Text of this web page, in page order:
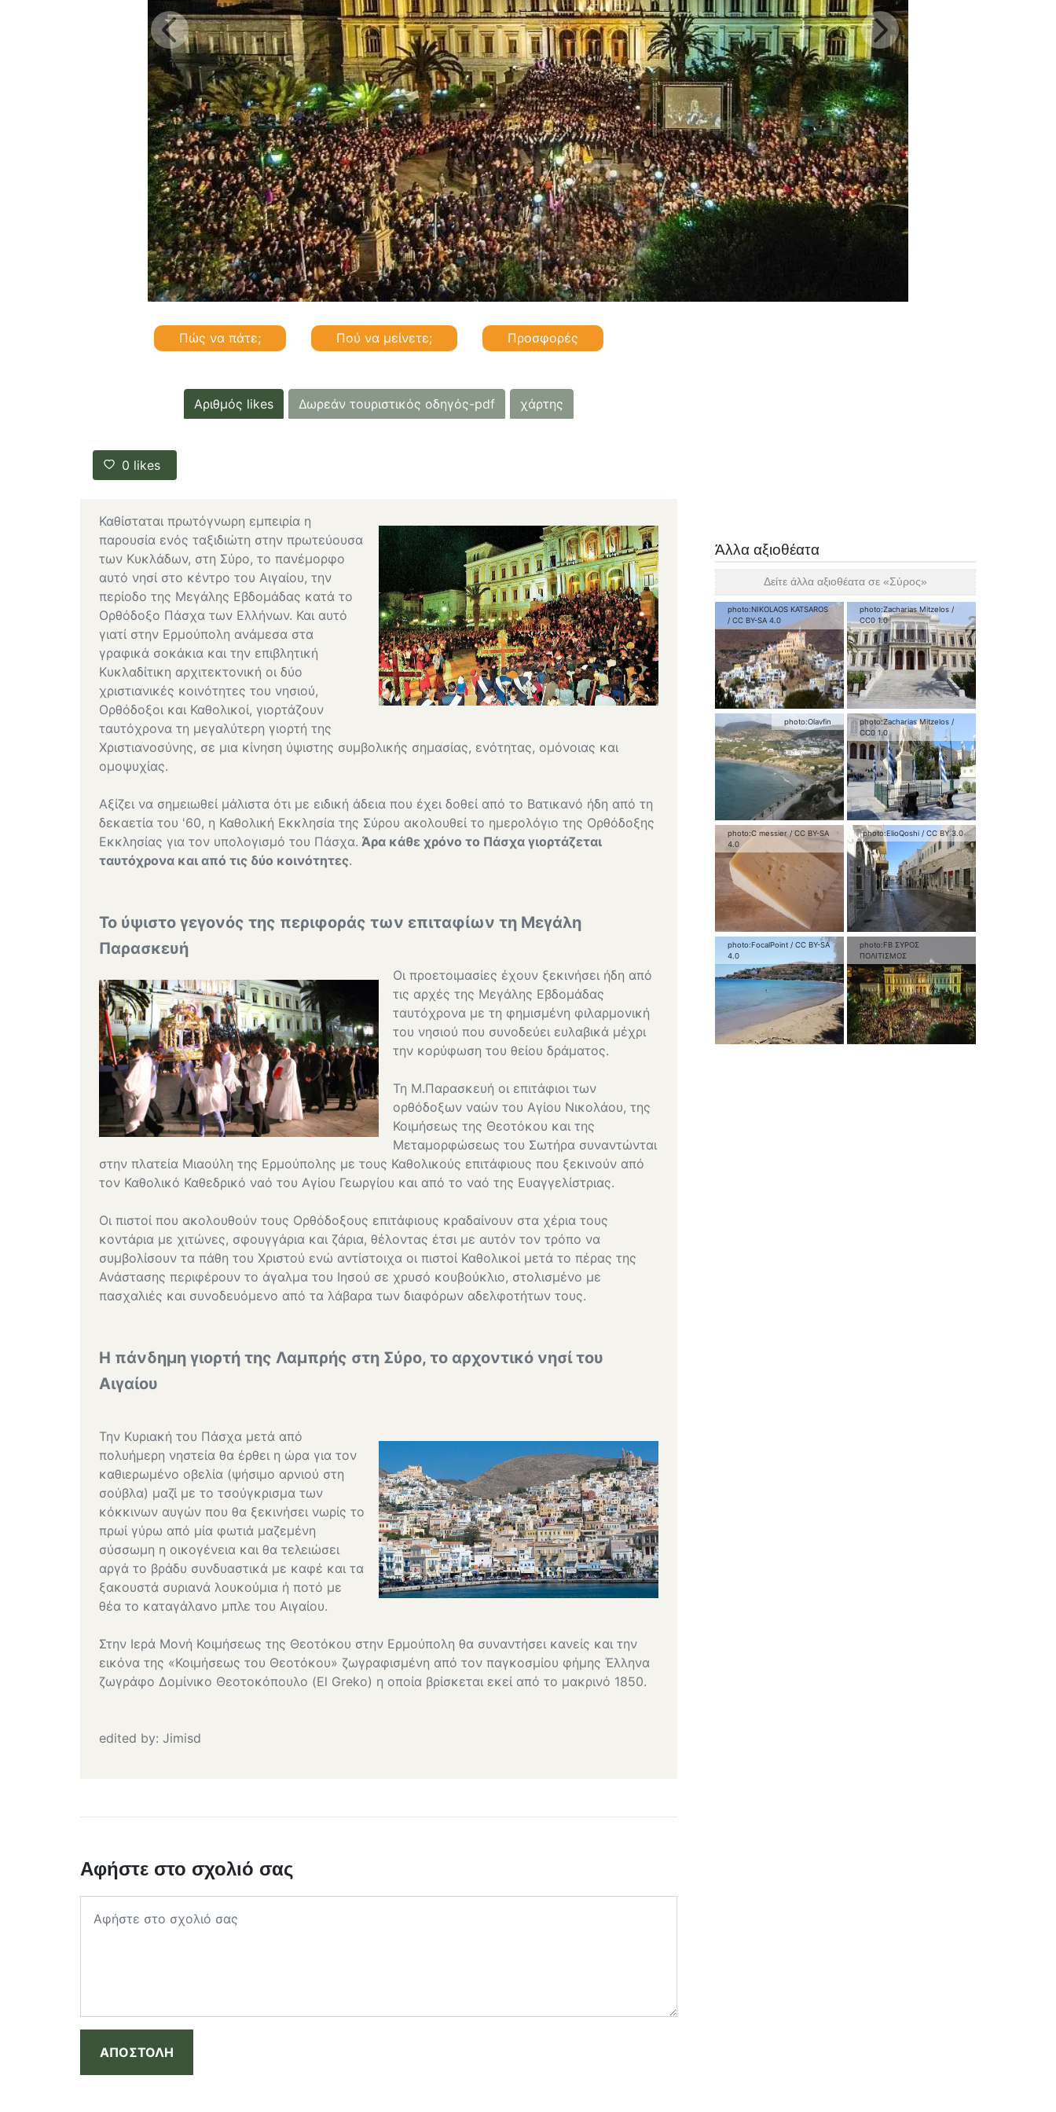
Πώς να πάτε; Πού να μείνετε; Προσφορές
Αριθμός likes Δωρεάν τουριστικός οδηγός-pdf χάρτης
0 likes
Καθίσταται πρωτόγνωρη εμπειρία η
παρουσία ενός ταξιδιώτη στην πρωτεύουσα
των Κυκλάδων, στη Σύρο, το πανέμορφο
αυτό νησί στο κέντρο του Αιγαίου, την
περίοδο της Μεγάλης Εβδομάδας κατά το
Ορθόδοξο Πάσχα των Ελλήνων. Και αυτό
γιατί στην Ερμούπολη ανάμεσα στα
γραφικά σοκάκια και την επιβλητική
Κυκλαδίτικη αρχιτεκτονική οι δύο
χριστιανικές κοινότητες του νησιού,
Ορθόδοξοι και Καθολικοί, γιορτάζουν
ταυτόχρονα τη μεγαλύτερη γιορτή της
Χριστιανοσύνης, σε μια κίνηση ύψιστης συμβολικής σημασίας, ενότητας, ομόνοιας και
ομοψυχίας.
Αξίζει να σημειωθεί μάλιστα ότι με ειδική άδεια που έχει δοθεί από το Βατικανό ήδη από τη
δεκαετία του '60, η Καθολική Εκκλησία της Σύρου ακολουθεί το ημερολόγιο της Ορθόδοξης
Εκκλησίας για τον υπολογισμό του Πάσχα. Άρα κάθε χρόνο το Πάσχα γιορτάζεται
ταυτόχρονα και από τις δύο κοινότητες.
Το ύψιστο γεγονός της περιφοράς των επιταφίων τη Μεγάλη
Παρασκευή
Οι προετοιμασίες έχουν ξεκινήσει ήδη από
τις αρχές της Μεγάλης Εβδομάδας
ταυτόχρονα με τη φημισμένη φιλαρμονική
του νησιού που συνοδεύει ευλαβικά μέχρι
την κορύφωση του θείου δράματος.
Τη Μ.Παρασκευή οι επιτάφιοι των
ορθόδοξων ναών του Αγίου Νικολάου, της
Κοιμήσεως της Θεοτόκου και της
Μεταμορφώσεως του Σωτήρα συναντώνται
στην πλατεία Μιαούλη της Ερμούπολης με τους Καθολικούς επιτάφιους που ξεκινούν από
τον Καθολικό Καθεδρικό ναό του Αγίου Γεωργίου και από το ναό της Ευαγγελίστριας.
Οι πιστοί που ακολουθούν τους Ορθόδοξους επιτάφιους κραδαίνουν στα χέρια τους
κοντάρια με χιτώνες, σφουγγάρια και ζάρια, θέλοντας έτσι με αυτόν τον τρόπο να
συμβολίσουν τα πάθη του Χριστού ενώ αντίστοιχα οι πιστοί Καθολικοί μετά το πέρας της
Ανάστασης περιφέρουν το άγαλμα του Ιησού σε χρυσό κουβούκλιο, στολισμένο με
πασχαλιές και συνοδευόμενο από τα λάβαρα των διαφόρων αδελφοτήτων τους.
Η πάνδημη γιορτή της Λαμπρής στη Σύρο, το αρχοντικό νησί του
Αιγαίου
Την Κυριακή του Πάσχα μετά από
πολυήμερη νηστεία θα έρθει η ώρα για τον
καθιερωμένο οβελία (ψήσιμο αρνιού στη
σούβλα) μαζί με το τσούγκρισμα των
κόκκινων αυγών που θα ξεκινήσει νωρίς το
πρωί γύρω από μία φωτιά μαζεμένη
σύσσωμη η οικογένεια και θα τελειώσει
αργά το βράδυ συνδυαστικά με καφέ και τα
ξακουστά συριανά λουκούμια ή ποτό με
θέα το καταγάλανο μπλε του Αιγαίου.
Στην Ιερά Μονή Κοιμήσεως της Θεοτόκου στην Ερμούπολη θα συναντήσει κανείς και την
εικόνα της «Κοιμήσεως του Θεοτόκου» ζωγραφισμένη από τον παγκοσμίου φήμης Έλληνα
ζωγράφο Δομίνικο Θεοτοκόπουλο (El Greko) η οποία βρίσκεται εκεί από το μακρινό 1850.
edited by: Jimisd
Αφήστε στο σχολιό σας
ΑΠΟΣΤΟΛΗ
Άλλα αξιοθέατα
Δείτε άλλα αξιοθέατα σε «Σύρος»
photo:NIKOLAOS KATSAROS
/ CC BY-SA 4.0
photo:Zacharias Mitzelos /
CC0 1.0
photo:Olavfin photo:Zacharias Mitzelos /
CC0 1.0
photo:C messier / CC BY-SA
4.0
photo:ElioQoshi / CC BY 3.0
photo:FocalPoint / CC BY-SA
4.0
photo:FB ΣΥΡΟΣ
ΠΟΛΙΤΙΣΜΟΣ